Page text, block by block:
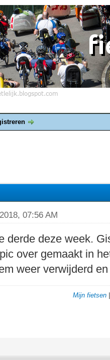
07:56 AM
derde deze week.
over gemaakt in
weer verwijderd
Mijn fietsen